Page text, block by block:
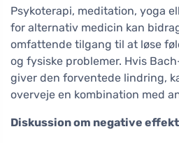
Psykoterapi, meditation, yoga
for alternativ medicin kan
omfattende tilgang til at løse
og fysiske problemer. Hvis
giver den forventede lindring,
overveje en kombination med
Diskussion om negative